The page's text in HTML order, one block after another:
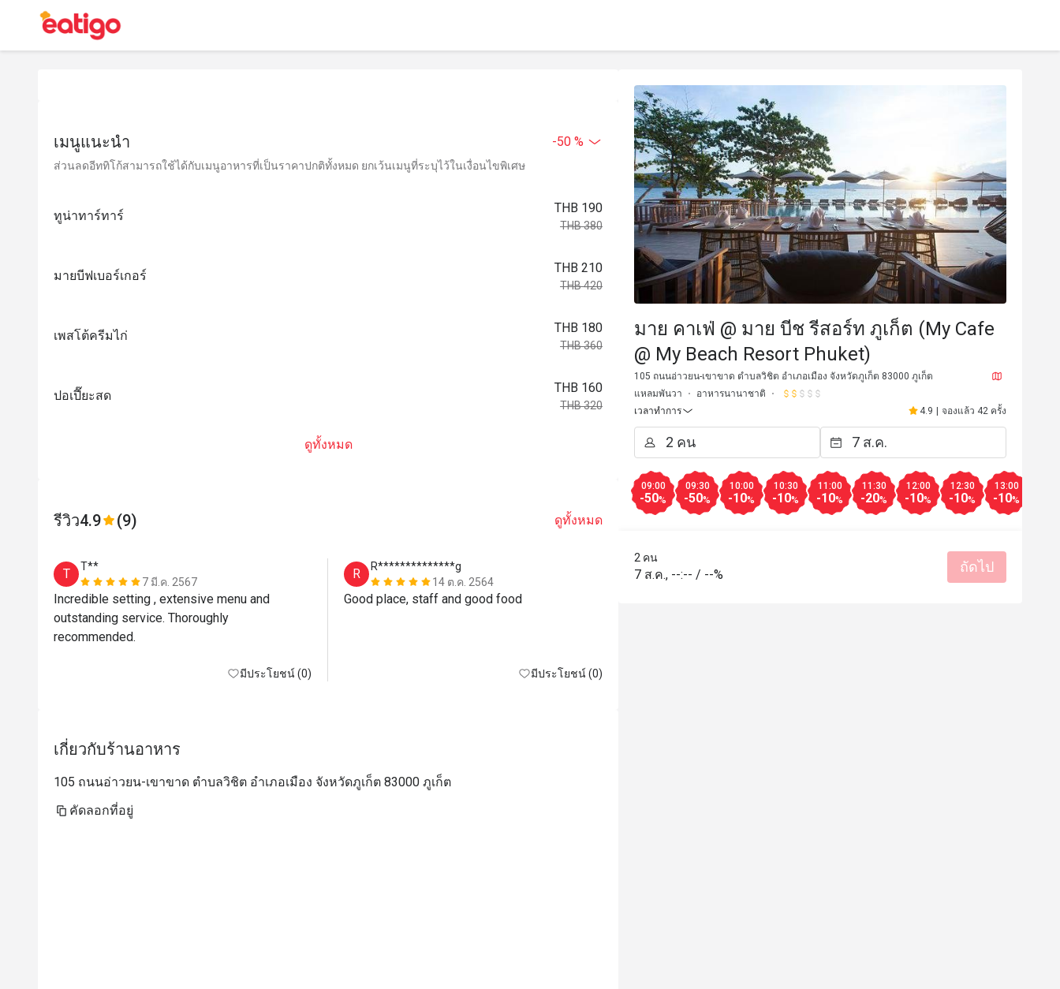
เมนูแนะนำ -50 %
ส่วนลดอีททิโก้สามารถใช้ได้กับเมนูอาหารที่เป็นราคาปกติทั้งหมด ยกเว้นเมนูที่ระบุไว้ในเงื่อนไขพิเศษ
ทูน่าทาร์ทาร์
THB 190
THB 380
มายบีฟเบอร์เกอร์
THB 210
THB 420
เพสโต้ครีมไก่
THB 180
THB 360
ปอเปี๊ยะสด
THB 160
THB 320
ดูทั้งหมด
รีวิว4.9 (9) ดูทั้งหมด
T
T**
7 มี.ค. 2567
Incredible setting , extensive menu and
outstanding service. Thoroughly
recommended.
มีประโยชน์ (0)
R
R**************g
14 ต.ค. 2564
Good place, staff and good food
มีประโยชน์ (0)
R
B***n
เกี่ยวกับร้านอาหาร
105 ถนนอ่าวยน-เขาขาด ตำบลวิชิต อำเภอเมือง จังหวัดภูเก็ต 83000 ภูเก็ต
คัดลอกที่อยู่
มาย คาเฟ่ @ มาย บีช รีสอร์ท ภูเก็ต (My Cafe
@ My Beach Resort Phuket)
105 ถนนอ่าวยน-เขาขาด ตำบลวิชิต อำเภอเมือง จังหวัดภูเก็ต 83000 ภูเก็ต
แหลมพันวา
อาหารนานาชาติ
เวลาทำการ
4.9 จองแล้ว 42 ครั้ง
09:00
-50%
09:30
-50%
10:00
-10%
10:30
-10%
11:00
-10%
11:30
-20%
12:00
-10%
12:30
-10%
13:00
-10%
2 คน
7 ส.ค., --:-- / --% ถัดไป